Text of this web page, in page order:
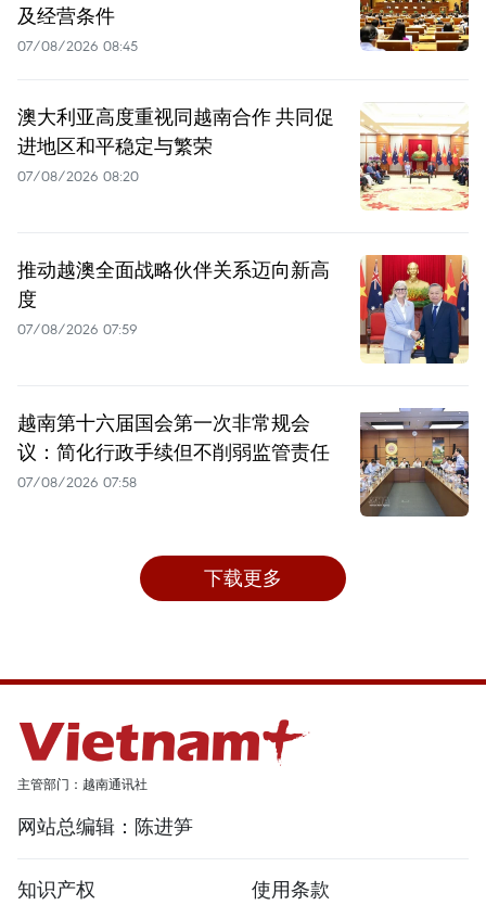
及经营条件
07/08/2026 08:45
澳大利亚高度重视同越南合作 共同促
进地区和平稳定与繁荣
07/08/2026 08:20
推动越澳全面战略伙伴关系迈向新高
度
07/08/2026 07:59
越南第十六届国会第一次非常规会
议：简化行政手续但不削弱监管责任
07/08/2026 07:58
下载更多
主管部门：越南通讯社
网站总编辑：陈进笋
知识产权
使用条款